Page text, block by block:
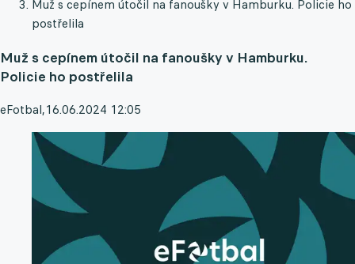
Muž s cepínem útočil na fanoušky v Hamburku. Policie ho
postřelila
Muž s cepínem útočil na fanoušky v Hamburku.
Policie ho postřelila
eFotbal,16.06.2024 12:05